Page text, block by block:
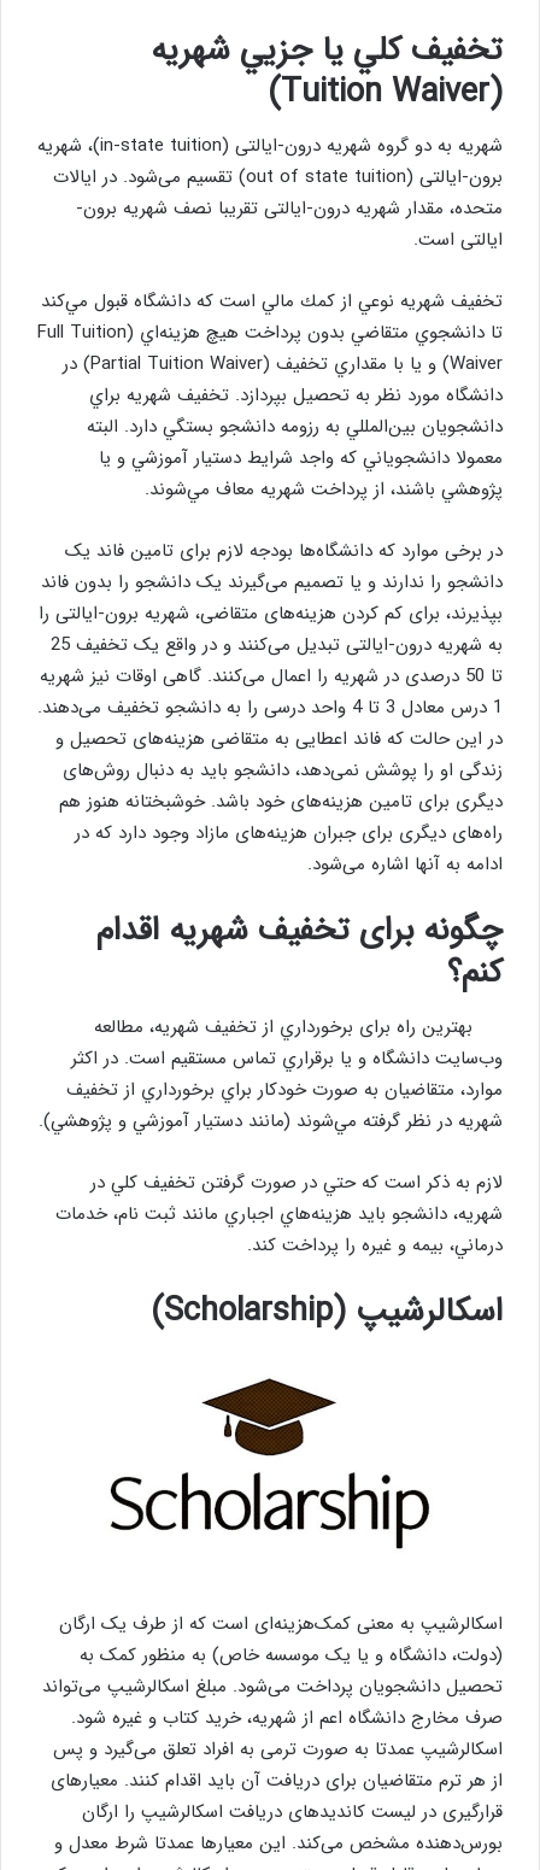
تخفيف كلي يا جزيي شهريه
(
Tuition Waiver
)
شهریه به دو گروه شهریه درون-ایالتی (in-state tuition)، شهریه
برون-ایالتی (out of state tuition) تقسیم می‌شود. در ایالات
متحده، مقدار شهریه درون-ایالتی تقریبا نصف شهریه برون-
ایالتی است.
تخفيف شهريه نوعي از كمك مالي است كه دانشگاه قبول مي‌كند
تا دانشجوي متقاضي بدون پرداخت هيچ هزينه‌اي (Full Tuition
Waiver) و يا با مقداري تخفيف (Partial Tuition Waiver) در
دانشگاه مورد نظر به تحصيل بپردازد. تخفيف شهريه براي
دانشجويان بين‌المللي به رزومه دانشجو بستگي دارد. البته
معمولا دانشجوياني كه واجد شرايط دستيار آموزشي و يا
پژوهشي باشند، از پرداخت شهريه معاف مي‌شوند.
در برخی موارد که دانشگاه‌ها بودجه لازم برای تامین فاند یک
دانشجو را ندارند و یا تصمیم می‌گیرند یک دانشجو را بدون فاند
بپذیرند، برای کم کردن هزینه‌های متقاضی، شهریه برون-ایالتی را
به شهریه درون-ایالتی تبدیل می‌کنند و در واقع یک تخفیف 25
تا 50 درصدی در شهریه را اعمال می‌کنند. گاهی اوقات نیز شهریه
1 درس معادل 3 تا 4 واحد درسی را به دانشجو تخفیف می‌دهند.
در این حالت که فاند اعطایی به متقاضی هزینه‌های تحصیل و
زندگی او را پوشش نمی‌دهد، دانشجو باید به دنبال روش‌های
دیگری برای تامین هزینه‌های خود باشد. خوشبختانه هنوز هم
راه‌های دیگری برای جبران هزینه‌های مازاد وجود دارد که در
ادامه به آنها اشاره می‌شود.
چگونه برای تخفيف شهريه اقدام
كنم؟
بهترين راه برای برخورداري از تخفيف شهريه، مطالعه
وب‌سايت دانشگاه و يا برقراري تماس مستقيم است. در اكثر
موارد، متقاضيان به صورت خودكار براي برخورداري از تخفيف
شهريه در نظر گرفته مي‌شوند (مانند دستيار آموزشي و پژوهشي).
لازم به ذكر است كه حتي در صورت گرفتن تخفيف كلي در
شهريه، دانشجو بايد هزينه‌هاي اجباري مانند ثبت نام، خدمات
درماني، بيمه و غيره را پرداخت كند.
اسکالرشیپ (Scholarship
)
اسکالرشیپ به معنی کمک‌هزینه‌ای است که از طرف یک ارگان
(دولت، دانشگاه و یا یک موسسه خاص) به منظور کمک به
تحصیل دانشجویان پرداخت می‌شود. مبلغ اسکالرشیپ می‌تواند
صرف مخارج دانشگاه اعم از شهریه، خرید کتاب و غیره شود.
اسکالرشیپ عمدتا به صورت ترمی به افراد تعلق می‌گیرد و پس
از هر ترم متقاضیان برای دریافت آن باید اقدام کنند. معیارهای
قرارگیری در لیست کاندیدهای دریافت اسکالرشیپ را ارگان
بورس‌دهنده مشخص می‌کند. این معیارها عمدتا شرط معدل و